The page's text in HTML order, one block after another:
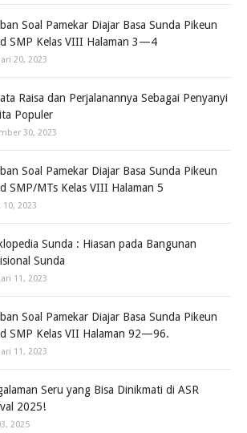
Soal Pamekar Diajar Basa Sunda Pikeun
SMP Kelas VIII Halaman 3—4
20, 2023
Raisa dan Perjalanannya Sebagai Penyanyi
Populer
30, 2023
Soal Pamekar Diajar Basa Sunda Pikeun
SMP/MTs Kelas VIII Halaman 5
10, 2023
Sunda : Hiasan pada Bangunan
Sunda
11, 2023
Soal Pamekar Diajar Basa Sunda Pikeun
SMP Kelas VII Halaman 92—96.
11, 2023
Seru yang Bisa Dinikmati di ASR
2025!
2025